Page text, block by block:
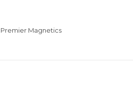
Premier Magnetics